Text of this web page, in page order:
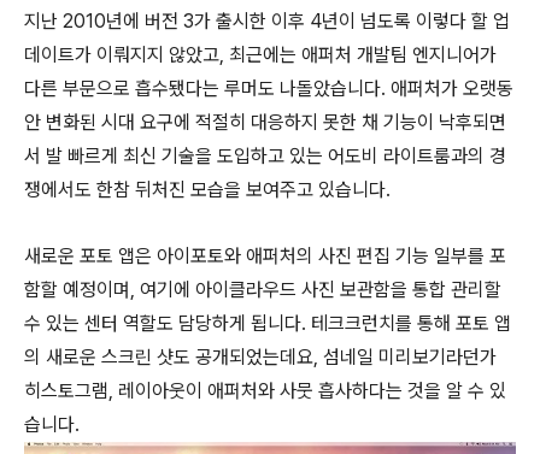
지난 2010년에 버전 3가 출시한 이후 4년이 넘도록 이렇다 할 업
데이트가 이뤄지지 않았고, 최근에는 애퍼처 개발팀 엔지니어가
다른 부문으로 흡수됐다는 루머도 나돌았습니다. 애퍼처가 오랫동
안 변화된 시대 요구에 적절히 대응하지 못한 채 기능이 낙후되면
서 발 빠르게 최신 기술을 도입하고 있는 어도비 라이트룸과의 경
쟁에서도 한참 뒤처진 모습을 보여주고 있습니다.
새로운 포토 앱은 아이포토와 애퍼처의 사진 편집 기능 일부를 포
함할 예정이며, 여기에 아이클라우드 사진 보관함을 통합 관리할
수 있는 센터 역할도 담당하게 됩니다. 테크크런치를 통해 포토 앱
의 새로운 스크린 샷도 공개되었는데요, 섬네일 미리보기라던가
히스토그램, 레이아웃이 애퍼처와 사뭇 흡사하다는 것을 알 수 있
습니다.